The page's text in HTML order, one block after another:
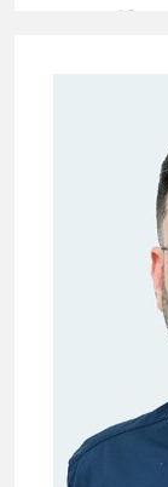
18 лет